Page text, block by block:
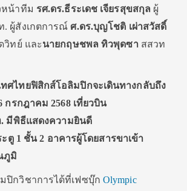
หน้าทีม รศ.ดร.ธีระเดช เจียรสุขสกุล ผู้
. ผู้สังเกตการณ์ศ.ดร.บุญโชติ เผ่าสวัสดิ์
วิทย์ และนายกฤษชพล ทิวพุดซา สสวท
ศไทยฟิสิกส์โอลิมปิกจะเดินทางกลับถึง
กรกฎาคม 2568 เที่ยวบิน
มีพิธีแสดงความยินดี
ะตู 1 ชั้น 2 อาคารผู้โดยสารขาเข้า
ภูมิ
ปิกวิชาการได้ที่เฟซบุ๊ก Olympic